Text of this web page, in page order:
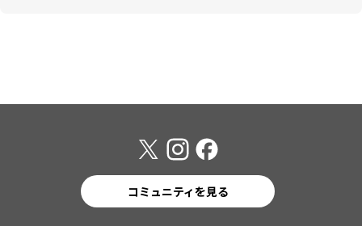
コミュニティを見る